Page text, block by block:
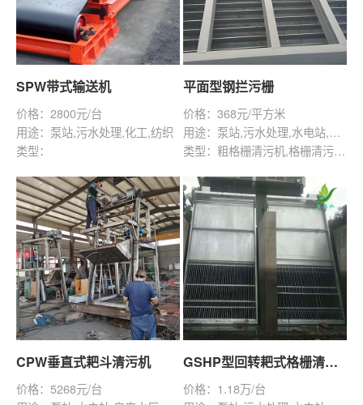
SPW带式输送机
价格：2800元/台
用途：泵站,污水处理,化工,纺织
类型：
平面型钢拦污栅
价格：368元/平方米
用途：泵站,污水处理,水电站,给排水工程
类型：粗格栅清污机,格栅清污机,回转式清污机,移动式清污机
CPW垂直式耙斗清污机
价格：5268元/台
GSHP型回转耙式格栅清污机
价格：1.18万/台